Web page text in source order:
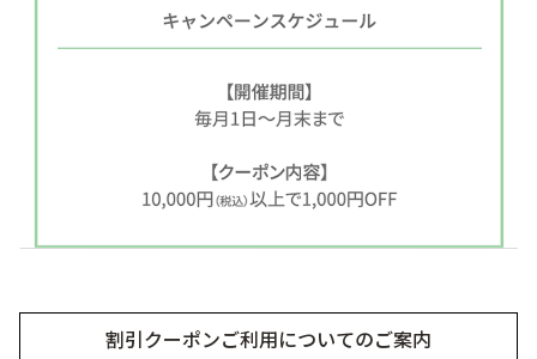
割引クーポンご利用についてのご案内